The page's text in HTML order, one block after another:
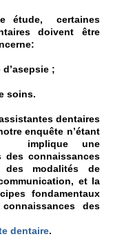
étude, certaines
doivent être
;
soins.
dentaires
enquête n’étant
implique une
des connaissances
modalités de
et la
fondamentaux
des
dentaire.